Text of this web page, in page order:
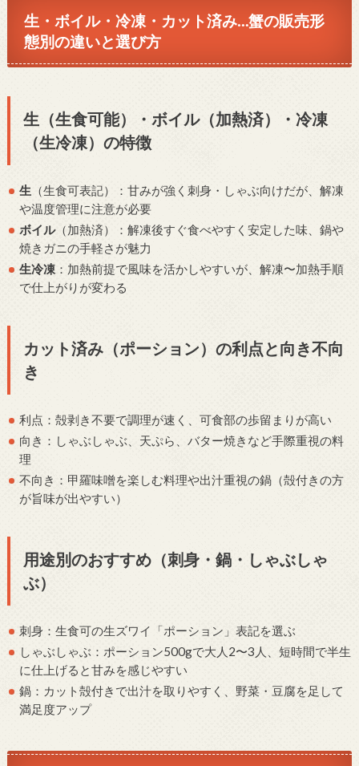
生・ボイル・冷凍・カット済み…蟹の販売形
態別の違いと選び方
生（生食可能）・ボイル（加熱済）・冷凍
（生冷凍）の特徴
生 （生食可表記）：甘みが強く刺身・しゃぶ向けだが、解凍
や温度管理に注意が必要
ボイル（加熱済）：解凍後すぐ食べやすく安定した味、鍋や
焼きガニの手軽さが魅力
生冷凍 ：加熱前提で風味を活かしやすいが、解凍〜加熱手順
で仕上がりが変わる
カット済み（ポーション）の利点と向き不向
き
利点：殻剥き不要で調理が速く、可食部の歩留まりが高い
向き：しゃぶしゃぶ、天ぷら、バター焼きなど手際重視の料
理
不向き：甲羅味噌を楽しむ料理や出汁重視の鍋（殻付きの方
が旨味が出やすい）
用途別のおすすめ（刺身・鍋・しゃぶしゃ
ぶ）
刺身：生食可の生ズワイ「ポーション」表記を選ぶ
しゃぶしゃぶ：ポーション500gで大人2〜3人、短時間で半生
に仕上げると甘みを感じやすい
鍋：カット殻付きで出汁を取りやすく、野菜・豆腐を足して
満足度アップ